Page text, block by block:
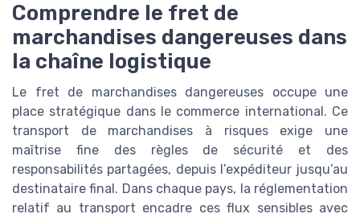
Comprendre le fret de
marchandises dangereuses dans
la chaîne logistique
Le fret de marchandises dangereuses occupe une
place stratégique dans le commerce international. Ce
transport de marchandises à risques exige une
maîtrise fine des règles de sécurité et des
responsabilités partagées, depuis l’expéditeur jusqu’au
destinataire final. Dans chaque pays, la réglementation
relatif au transport encadre ces flux sensibles avec